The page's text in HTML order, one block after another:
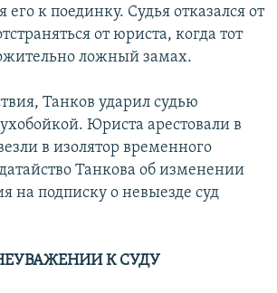
к поединку. Судья отказался от
от юриста, когда тот
ложный замах.
Танков ударил судью
Юриста арестовали в
в изолятор временного
Танкова об изменении
на подписку о невыезде суд
К СУДУ